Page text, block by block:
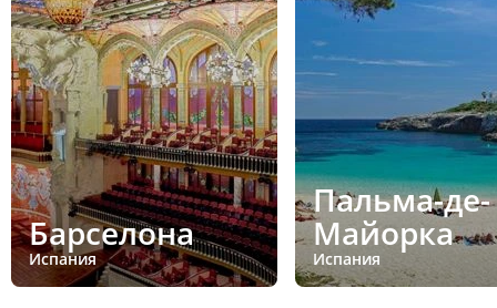
Барселона
Испания
Пальма-де-
Майорка
Испания